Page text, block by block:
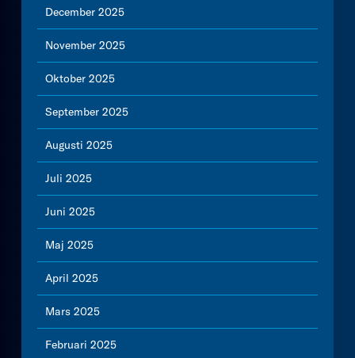
December 2025
November 2025
Oktober 2025
September 2025
Augusti 2025
Juli 2025
Juni 2025
Maj 2025
April 2025
Mars 2025
Februari 2025